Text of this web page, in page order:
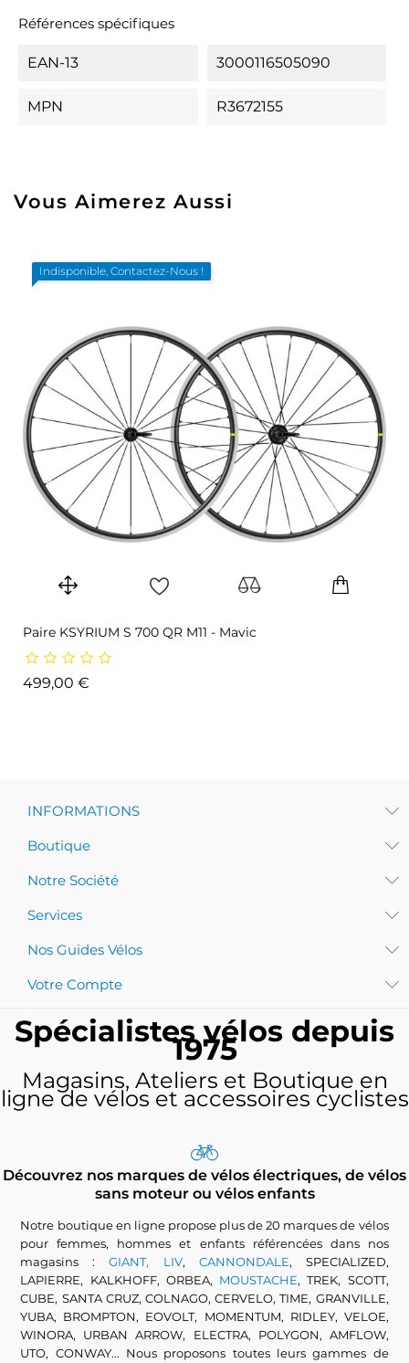
Références spécifiques
EAN-13 3000116505090
MPN R3672155
Vous Aimerez Aussi
Indisponible, Contactez-Nous !
Paire KSYRIUM S 700 QR M11 - Mavic
499,00 €
INFORMATIONS
Boutique
Notre Société
Services
Nos Guides Vélos
Votre Compte
Spécialistes vélos depuis
1975
Magasins, Ateliers et Boutique en
ligne de vélos et accessoires cyclistes
Découvrez nos marques de vélos électriques, de vélos
sans moteur ou vélos enfants
Notre boutique en ligne propose plus de 20 marques de vélos
pour femmes, hommes et enfants référencées dans nos
magasins :GIANT, LIV, CANNONDALE, SPECIALIZED,
LAPIERRE, KALKHOFF, ORBEA, MOUSTACHE, TREK, SCOTT,
CUBE, SANTA CRUZ, COLNAGO, CERVELO, TIME, GRANVILLE,
YUBA, BROMPTON, EOVOLT, MOMENTUM, RIDLEY, VELOE,
WINORA, URBAN ARROW, ELECTRA, POLYGON, AMFLOW,
UTO, CONWAY... Nous proposons toutes leurs gammes de